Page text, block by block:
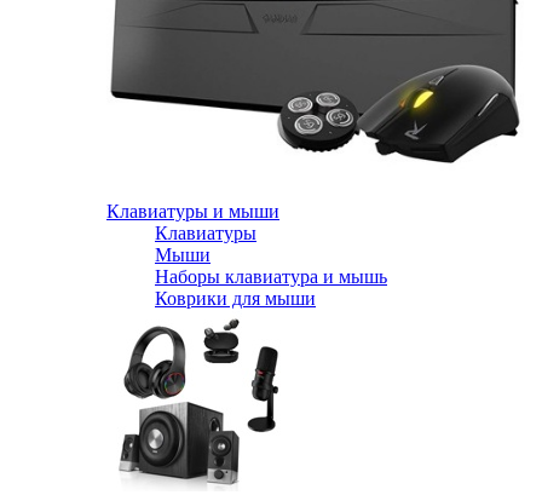
Клавиатуры и мыши
Клавиатуры
Мыши
Наборы клавиатура и мышь
Коврики для мыши